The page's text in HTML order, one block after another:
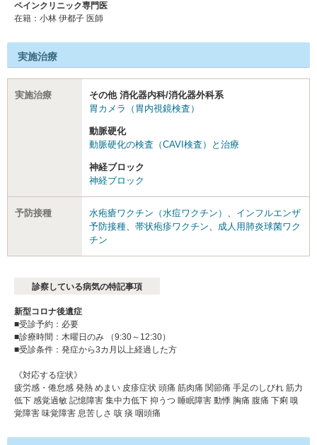
ペインクリニック専門医
在籍：小林 伊都子 医師
実施治療
実施治療
その他 消化器内科/消化器外科系
胃カメラ（胃内視鏡検査）
動脈硬化
動脈硬化の検査（CAVI検査）と治療
神経ブロック
神経ブロック
予防接種 水疱瘡ワクチン（水痘ワクチン） 、 インフルエンザ
予防接種、 帯状疱疹ワクチン、 成人用肺炎球菌ワク
チン
診察している病気の特記事項
新型コロナ後遺症
■受診予約：必要
■診療時間：木曜日のみ （9:30～12:30）
■受診条件：発症から3カ月以上経過した方
《対応する症状》
疲労感・倦怠感 発熱 めまい 皮疹症状 頭痛 筋肉痛 関節痛 手足のしびれ 筋力
低下 感覚過敏 記憶障害 集中力低下 抑うつ 睡眠障害 動悸 胸痛 腹痛 下痢 嗅
覚障害 味覚障害 息苦しさ 咳 痰 咽頭痛